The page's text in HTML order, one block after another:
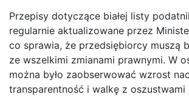
Przepisy dotyczące białej listy
regularnie aktualizowane przez
co sprawia, że przedsiębiorcy muszą
ze wszelkimi zmianami prawnymi. W
można było zaobserwować wzrost
transparentność i walkę z